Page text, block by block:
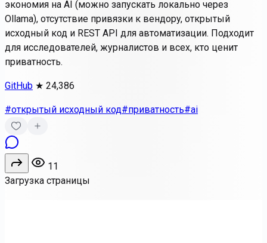
экономия на AI (можно запускать локально через
Ollama), отсутствие привязки к вендору, открытый
исходный код и REST API для автоматизации. Подходит
для исследователей, журналистов и всех, кто ценит
приватность.
GitHub ★ 24,386
#открытый исходный код#приватность#ai
11
Загрузка страницы